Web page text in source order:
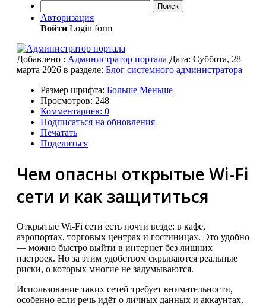
Поиск
Авторизация
Войти Login form
Добавлено : Администратор портала Дата: Суббота, 28
марта 2026 в разделе: Блог системного администратора
Размер шрифта: Больше Меньше
Просмотров: 248
Комментариев: 0
Подписаться на обновления
Печатать
Поделиться
Чем опасны открытые Wi-Fi
сети и как защититься
Открытые Wi-Fi сети есть почти везде: в кафе,
аэропортах, торговых центрах и гостиницах. Это удобно
— можно быстро выйти в интернет без лишних
настроек. Но за этим удобством скрываются реальные
риски, о которых многие не задумываются.
Использование таких сетей требует внимательности,
особенно если речь идёт о личных данных и аккаунтах.